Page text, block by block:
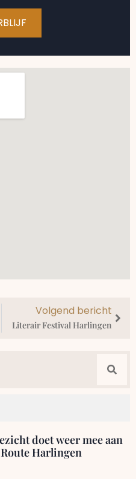
Volgend bericht
Literair Festival Harlingen
doet weer mee aan
Harlingen